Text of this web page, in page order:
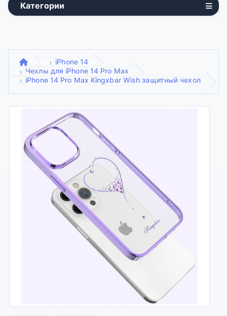
Категории
iPhone 14
Чехлы для iPhone 14 Pro Max
iPhone 14 Pro Max Kingxbar Wish защитный чехол